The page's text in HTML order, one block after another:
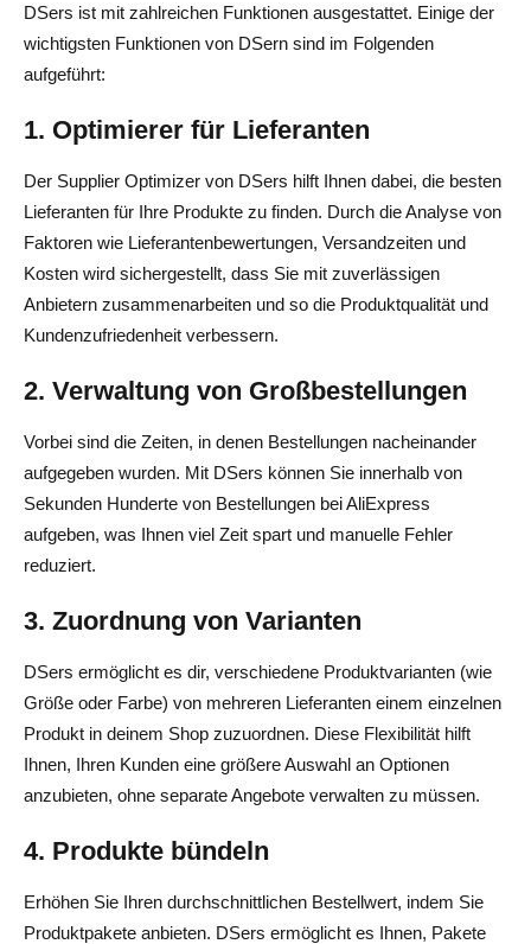
DSers ist mit zahlreichen Funktionen ausgestattet. Einige der
wichtigsten Funktionen von DSern sind im Folgenden
aufgeführt:
1. Optimierer für Lieferanten
Der Supplier Optimizer von DSers hilft Ihnen dabei, die besten
Lieferanten für Ihre Produkte zu finden. Durch die Analyse von
Faktoren wie Lieferantenbewertungen, Versandzeiten und
Kosten wird sichergestellt, dass Sie mit zuverlässigen
Anbietern zusammenarbeiten und so die Produktqualität und
Kundenzufriedenheit verbessern.
2. Verwaltung von Großbestellungen
Vorbei sind die Zeiten, in denen Bestellungen nacheinander
aufgegeben wurden. Mit DSers können Sie innerhalb von
Sekunden Hunderte von Bestellungen bei AliExpress
aufgeben, was Ihnen viel Zeit spart und manuelle Fehler
reduziert.
3. Zuordnung von Varianten
DSers ermöglicht es dir, verschiedene Produktvarianten (wie
Größe oder Farbe) von mehreren Lieferanten einem einzelnen
Produkt in deinem Shop zuzuordnen. Diese Flexibilität hilft
Ihnen, Ihren Kunden eine größere Auswahl an Optionen
anzubieten, ohne separate Angebote verwalten zu müssen.
4. Produkte bündeln
Erhöhen Sie Ihren durchschnittlichen Bestellwert, indem Sie
Produktpakete anbieten. DSers ermöglicht es Ihnen, Pakete